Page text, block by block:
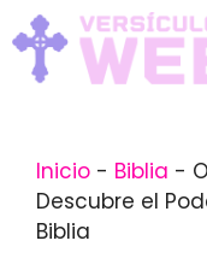
Skip
to
content
Inicio - Biblia -
Descubre el
Biblia